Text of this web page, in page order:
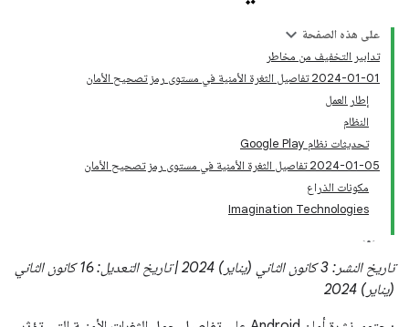
على هذه الصفحة
تدابير التخفيف من مخاطر
‎2024-01-01 تفاصيل الثغرة الأمنية في مستوى رمز تصحيح الأمان
إطار العمل
النظام
تحديثات نظام Google Play
‎2024-01-05 تفاصيل الثغرة الأمنية في مستوى رمز تصحيح الأمان
مكونات الذراع
Imagination Technologies
تاريخ النشر: 3 كانون الثاني (يناير) 2024 | تاريخ التعديل: 16 كانون الثاني
(يناير) 2024